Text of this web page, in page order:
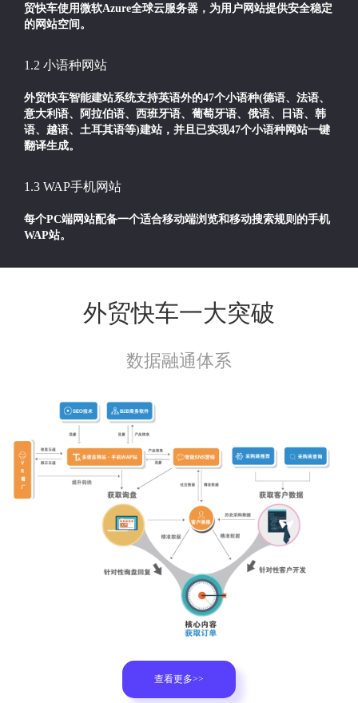
贸快车使用微软Azure全球云服务器，为用户网站提供安全稳定
的网站空间。
1.2 小语种网站
外贸快车智能建站系统支持英语外的47个小语种(德语、法语、
意大利语、阿拉伯语、西班牙语、葡萄牙语、俄语、日语、韩
语、越语、土耳其语等)建站，并且已实现47个小语种网站一键
翻译生成。
1.3 WAP手机网站
每个PC端网站配备一个适合移动端浏览和移动搜索规则的手机
WAP站。
外贸快车一大突破
数据融通体系
查看更多>>